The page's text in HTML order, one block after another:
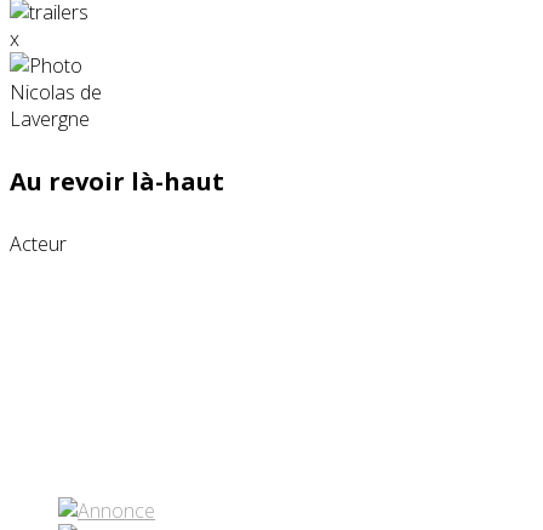
x
Au revoir là-haut
Acteur